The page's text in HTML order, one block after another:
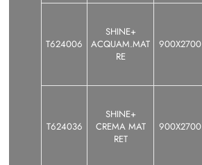
T624006
SHINE+
ACQUAM.MAT
RE
900X2700
T624036
SHINE+
CREMA MAT
RET
900X2700